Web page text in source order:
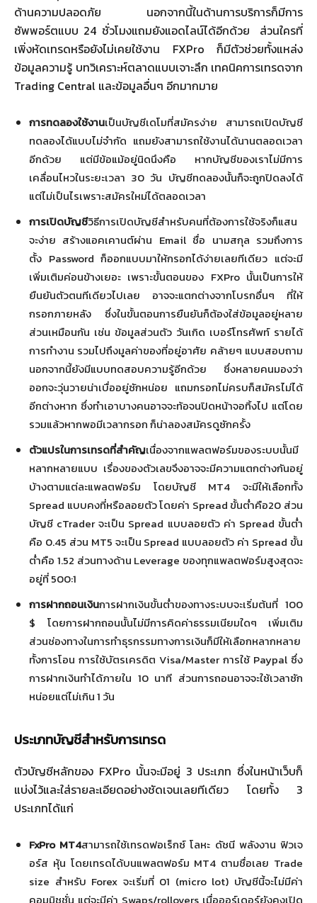
ด้านความปลอดภัย นอกจากนี้ในด้านการบริการก็มีการ
ซัพพอร์ตแบบ 24 ชั่วโมงแถมยังแอดไลน์ได้อีกด้วย ส่วนใครที่
เพิ่งหัดเทรดหรือยังไม่เคยใช้งาน FXPro ก็มีตัวช่วยทั้งแหล่ง
ข้อมูลความรู้ บทวิเคราะห์ตลาดแบบเจาะลึก เทคนิคการเทรดจาก
Trading Central และข้อมูลอื่นๆ อีกมากมาย
การทดลองใช้งานเป็นบัญชีเดโมที่สมัครง่าย สามารถเปิดบัญชี
ทดลองได้แบบไม่จำกัด แถมยังสามารถใช้งานได้นานตลอดเวลา
อีกด้วย แต่มีข้อแม้อยู่นิดนึงคือ หากบัญชีของเราไม่มีการ
เคลื่อนไหวในระยะเวลา 30 วัน บัญชีทดลองนั้นก็จะถูกปิดลงได้
แต่ไม่เป็นไรเพราะสมัครใหม่ได้ตลอดเวลา
การเปิดบัญชีวิธีการเปิดบัญชีสำหรับคนที่ต้องการใช้จริงก็แสน
จะง่าย สร้างแอคเคานต์ผ่าน Email ชื่อ นามสกุล รวมถึงการ
ตั้ง Password ก็ออกแบบมาให้กรอกได้ง่ายเลยทีเดียว แต่จะมี
เพิ่มเติมค่อนข้างเยอะ เพราะขั้นตอนของ FXPro นั้นเป็นการให้
ยืนยันตัวตนทีเดียวไปเลย อาจจะแตกต่างจากโบรกอื่นๆ ที่ให้
กรอกภายหลัง ซึ่งในขั้นตอนการยืนยันก็ต้องใส่ข้อมูลอยู่หลาย
ส่วนเหมือนกัน เช่น ข้อมูลส่วนตัว วันเกิด เบอร์โทรศัพท์ รายได้
การทำงาน รวมไปถึงมูลค่าของที่อยู่อาศัย คล้ายๆ แบบสอบถาม
นอกจากนี้ยังมีแบบทดสอบความรู้อีกด้วย ซึ่งหลายคนมองว่า
ออกจะวุ่นวายน่าเบื่ออยู่ซักหน่อย แถมกรอกไม่ครบก็สมัครไม่ได้
อีกต่างหาก ซึ่งทำเอาบางคนอาจจะท้อจนปิดหน้าจอทิ้งไป แต่โดย
รวมแล้วหากพอมีเวลากรอก ก็น่าลองสมัครดูซักครั้ง
ตัวแปรในการเทรดที่สำคัญเนื่องจากแพลตฟอร์มของระบบนั้นมี
หลากหลายแบบ เรื่องของตัวเลขจึงอาจจะมีความแตกต่างกันอยู่
บ้างตามแต่ละแพลตฟอร์ม โดยบัญชี MT4 จะมีให้เลือกทั้ง
Spread แบบคงที่หรือลอยตัว โดยค่า Spread ขั้นต่ำคือ20 ส่วน
บัญชี cTrader จะเป็น Spread แบบลอยตัว ค่า Spread ขั้นต่ำ
คือ 0.45 ส่วน MT5 จะเป็น Spread แบบลอยตัว ค่า Spread ขั้น
ต่ำคือ 1.52 ส่วนทางด้าน Leverage ของทุกแพลตฟอร์มสูงสุดจะ
อยู่ที่ 500:1
การฝากถอนเงินการฝากเงินขั้นต่ำของทางระบบจะเริ่มต้นที่ 100
$ โดยการฝากถอนนั้นไม่มีการคิดค่าธรรมเนียมใดๆ เพิ่มเติม
ส่วนช่องทางในการทำธุรกรรมทางการเงินก็มีให้เลือกหลากหลาย
ทั้งการโอน การใช้บัตรเครดิต Visa/Master การใช้ Paypal ซึ่ง
การฝากเงินทำได้ภายใน 10 นาที ส่วนการถอนอาจจะใช้เวลาซัก
หน่อยแต่ไม่เกิน 1 วัน
ประเภทบัญชีสำหรับการเทรด
ตัวบัญชีหลักของ FXPro นั้นจะมีอยู่ 3 ประเภท ซึ่งในหน้าเว็บก็
แบ่งไว้และใส่รายละเอียดอย่างชัดเจนเลยทีเดียว โดยทั้ง 3
ประเภทได้แก่
FxPro MT4สามารถใช้เทรดฟอเร็กซ์ โลหะ ดัชนี พลังงาน ฟิวเจ
อร์ส หุ้น โดยเทรดได้บนแพลตฟอร์ม MT4 ตามชื่อเลย Trade
size สำหรับ Forex จะเริ่มที่ 01 (micro lot) บัญชีนี้จะไม่มีค่า